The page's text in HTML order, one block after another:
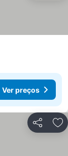
Ver preços
Partilhar